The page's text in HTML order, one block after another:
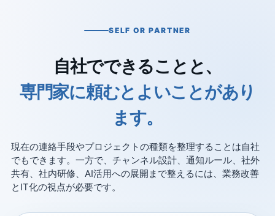
SELF OR PARTNER
自社でできることと、
専門家に頼むとよいことがあり
ます。
現在の連絡手段やプロジェクトの種類を整理することは自社
でもできます。一方で、チャンネル設計、通知ルール、社外
共有、社内研修、AI活用への展開まで整えるには、業務改善
とIT化の視点が必要です。